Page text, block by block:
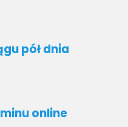
pół dnia
online